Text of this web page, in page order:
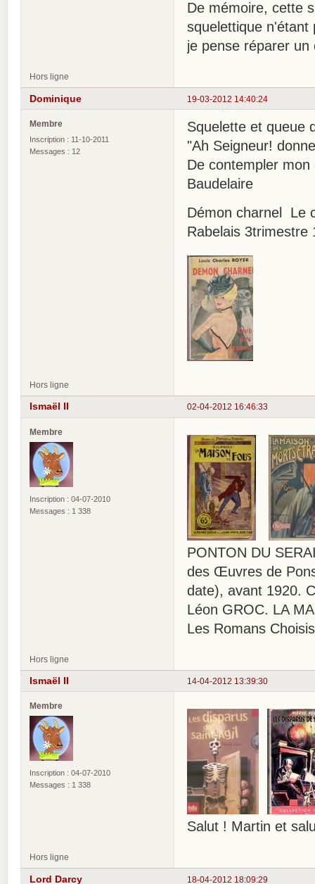
De mémoire, cette
squelettique n'étant
je pense réparer
Hors ligne
19-03-2012 14:40:24
Dominique
Membre
Inscription : 11-10-2011
Messages : 12
Squelette et queue
"Ah Seigneur!
De contempler
Baudelaire
Démon charnel Le
Rabelais 3trimestre
Hors ligne
02-04-2012 16:46:33
Ismaël II
Membre
Inscription : 04-07-2010
Messages : 1 338
PONTON DU
des Œuvres de
date), avant 1920.
Léon GROC. LA
Les Romans
Hors ligne
14-04-2012 13:39:30
Ismaël II
Membre
Inscription : 04-07-2010
Messages : 1 338
Salut ! Martin et
Hors ligne
18-04-2012 18:09:29
Lord Darcy